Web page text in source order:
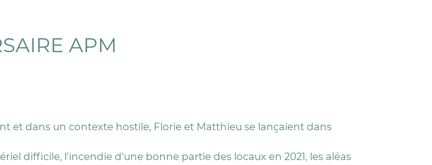
APM
et dans un contexte hostile, Florie et Matthieu se lançaient dans
difficile, l'incendie d'une bonne partie des locaux en 2021, les aléas